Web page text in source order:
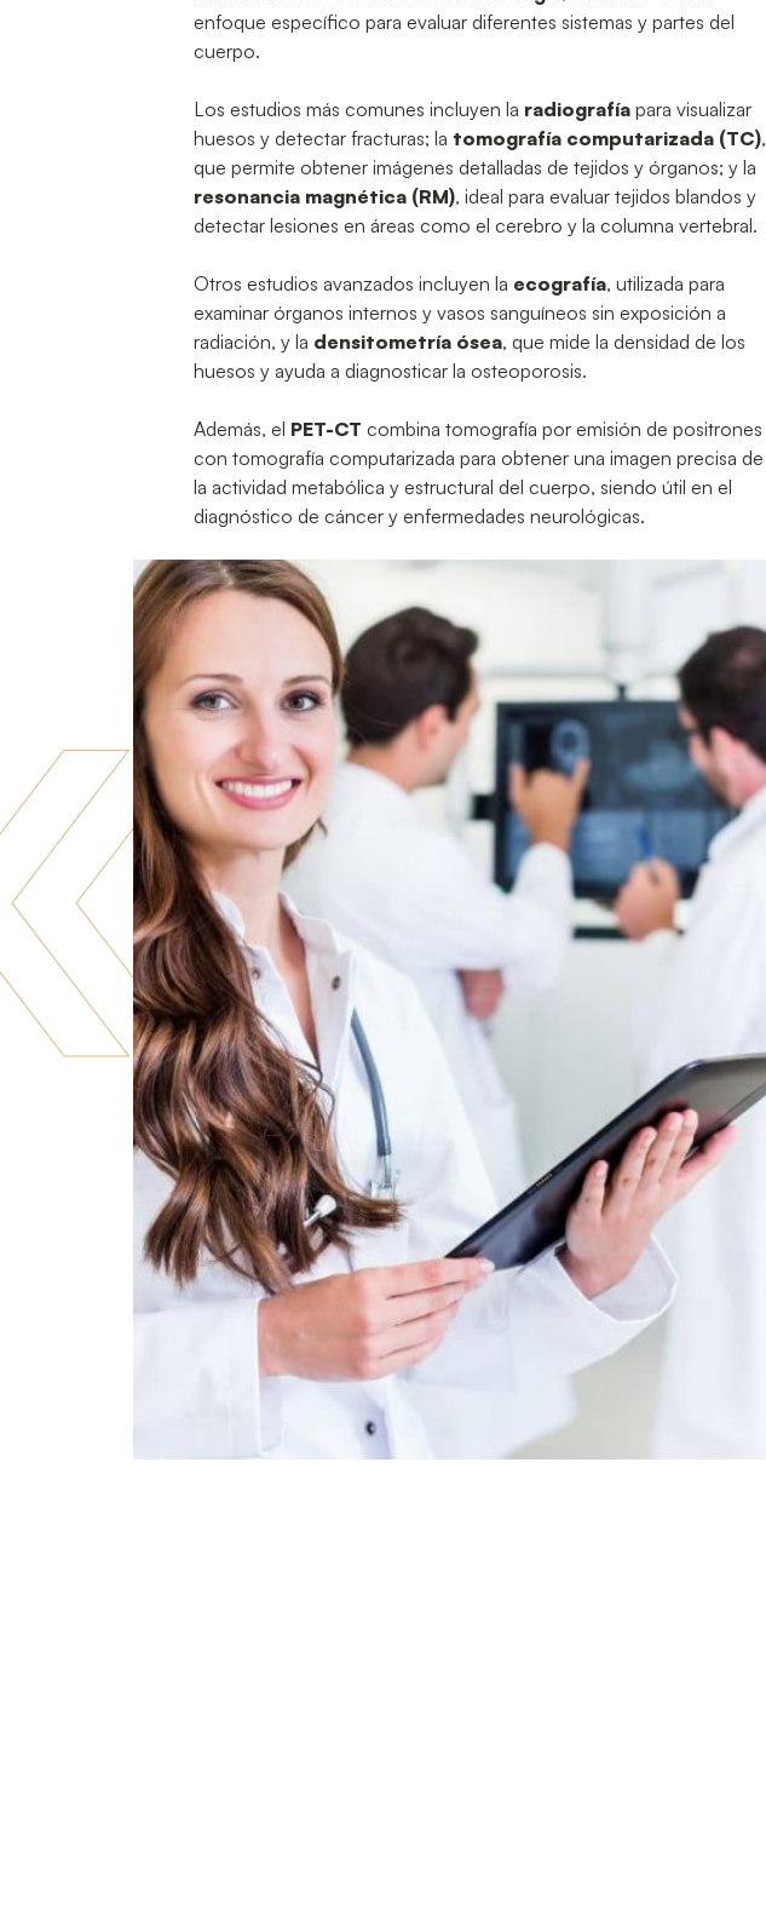
enfoque específico para evaluar diferentes sistemas y partes del
cuerpo.
Los estudios más comunes incluyen la radiografía para visualizar
huesos y detectar fracturas; la tomografía computarizada (TC),
que permite obtener imágenes detalladas de tejidos y órganos; y la
resonancia magnética (RM), ideal para evaluar tejidos blandos y
detectar lesiones en áreas como el cerebro y la columna vertebral.
Otros estudios avanzados incluyen la ecografía, utilizada para
examinar órganos internos y vasos sanguíneos sin exposición a
radiación, y la densitometría ósea, que mide la densidad de los
huesos y ayuda a diagnosticar la osteoporosis.
Además, el PET-CT combina tomografía por emisión de positrones
con tomografía computarizada para obtener una imagen precisa de
la actividad metabólica y estructural del cuerpo, siendo útil en el
diagnóstico de cáncer y enfermedades neurológicas.